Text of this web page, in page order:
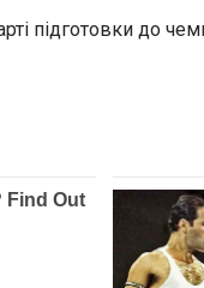
підготовки до